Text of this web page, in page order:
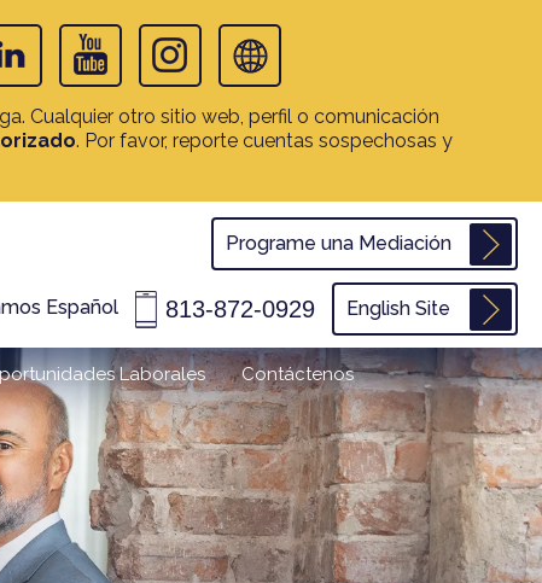
Cualquier otro sitio web, perfil o comunicación
. Por favor, reporte cuentas sospechosas y
Programe una Mediación
Español 813-872-0929 English Site
Laborales Contáctenos